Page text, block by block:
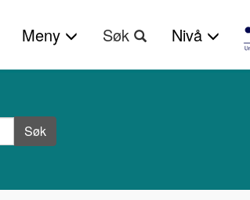
Meny Søk Nivå